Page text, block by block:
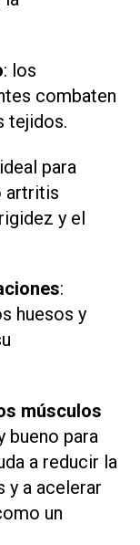
: los
combaten
tejidos.
para
artritis
y el
:
huesos y
músculos
bueno para
a reducir la
y a acelerar
un